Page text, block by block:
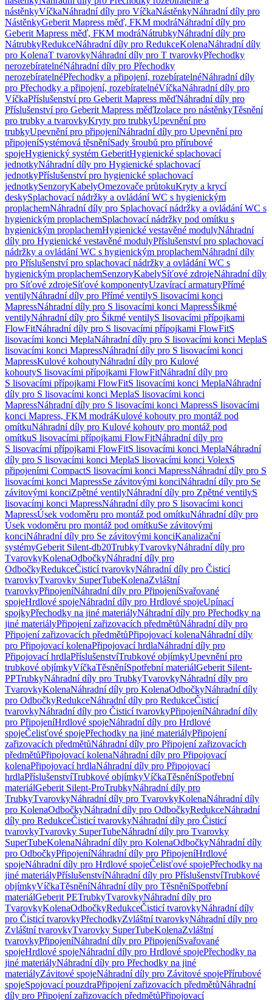
nástěnkyVíčkaNáhradní díly pro VíčkaNástěnkyNáhradní díly pro
NástěnkyGeberit Mapress měď, FKM modráNáhradní díly pro
Geberit Mapress měď, FKM modráNátrubkyNáhradní díly pro
NátrubkyRedukceNáhradní díly pro RedukceKolenaNáhradní díly
pro KolenaT tvarovkyNáhradní díly pro T tvarovkyPřechodky
nerozebíratelnéNáhradní díly pro Přechodky
nerozebíratelnéPřechodky a připojení, rozebíratelnéNáhradní díly
pro Přechodky a připojení, rozebíratelnéVíčkaNáhradní díly pro
VíčkaPříslušenství pro Geberit Mapress měďNáhradní díly pro
Příslušenství pro Geberit Mapress měďIzolace pro nástěnkyTěsnění
pro trubky a tvarovkyKryty pro trubkyUpevnění pro
trubkyUpevnění pro připojeníNáhradní díly pro Upevnění pro
připojeníSystémová těsněníSady šroubů pro přírubové
spojeHygienický systém GeberitHygienické splachovací
jednotkyNáhradní díly pro Hygienické splachovací
jednotkyPříslušenství pro hygienické splachovací
jednotkySenzoryKabelyOmezovače průtokuKryty a krycí
deskySplachovací nádržky a ovládání WC s hygienickým
proplachemNáhradní díly pro Splachovací nádržky a ovládání WC s
hygienickým proplachemSplachovací nádržky pod omítku s
hygienickým proplachemHygienické vestavěné modulyNáhradní
díly pro Hygienické vestavěné modulyPříslušenství pro splachovací
nádržky a ovládání WC s hygienickým proplachemNáhradní díly
pro Příslušenství pro splachovací nádržky a ovládání WC s
hygienickým proplachemSenzoryKabelySíťové zdrojeNáhradní díly
pro Síťové zdrojeSíťové komponentyUzavírací armaturyPřímé
ventilyNáhradní díly pro Přímé ventilyS lisovacími konci
MapressNáhradní díly pro S lisovacími konci MapressŠikmé
ventilyNáhradní díly pro Šikmé ventilyS lisovacími přípojkami
FlowFitNáhradní díly pro S lisovacími přípojkami FlowFitS
lisovacími konci MeplaNáhradní díly pro S lisovacími konci MeplaS
lisovacími konci MapressNáhradní díly pro S lisovacími konci
MapressKulové kohoutyNáhradní díly pro Kulové
kohoutyS lisovacími přípojkami FlowFitNáhradní díly pro
S lisovacími přípojkami FlowFitS lisovacími konci MeplaNáhradní
díly pro S lisovacími konci MeplaS lisovacími konci
MapressNáhradní díly pro S lisovacími konci MapressS lisovacími
konci Mapress, FKM modráKulové kohouty pro montáž pod
omítkuNáhradní díly pro Kulové kohouty pro montáž pod
omítkuS lisovacími přípojkami FlowFitNáhradní díly pro
S lisovacími přípojkami FlowFitS lisovacími konci MeplaNáhradní
díly pro S lisovacími konci MeplaS lisovacími konci VolexS
připojeními CompactS lisovacími konci MapressNáhradní díly pro S
lisovacími konci MapressSe závitovými konciNáhradní díly pro Se
závitovými konciZpětné ventilyNáhradní díly pro Zpětné ventilyS
lisovacími konci MapressNáhradní díly pro S lisovacími konci
MapressÚsek vodoměru pro montáž pod omítkuNáhradní díly pro
Úsek vodoměru pro montáž pod omítkuSe závitovými
konciNáhradní díly pro Se závitovými konciKanalizační
systémyGeberit Silent-db20TrubkyTvarovkyNáhradní díly pro
TvarovkyKolenaOdbočkyNáhradní díly pro
OdbočkyRedukceČisticí tvarovkyNáhradní díly pro Čisticí
tvarovkyTvarovky SuperTubeKolenaZvláštní
tvarovkyPřipojeníNáhradní díly pro PřipojeníSvařované
spojeHrdlové spojeNáhradní díly pro Hrdlové spojeUpínací
spojkyPřechodky na jiné materiályNáhradní díly pro Přechodky na
jiné materiályPřipojení zařizovacích předmětůNáhradní díly pro
Připojení zařizovacích předmětůPřipojovací kolenaNáhradní díly
pro Připojovací kolenaPřipojovací hrdlaNáhradní díly pro
Připojovací hrdlaPříslušenstvíTrubkové objímkyUpevnění pro
trubkové objímkyVíčkaTěsněníSpotřební materiálGeberit Silent-
PPTrubkyNáhradní díly pro TrubkyTvarovkyNáhradní díly pro
TvarovkyKolenaNáhradní díly pro KolenaOdbočkyNáhradní díly
pro OdbočkyRedukceNáhradní díly pro RedukceČisticí
tvarovkyNáhradní díly pro Čisticí tvarovkyPřipojeníNáhradní díly
pro PřipojeníHrdlové spojeNáhradní díly pro Hrdlové
spojeČelisťové spojePřechodky na jiné materiályPřipojení
zařizovacích předmětůNáhradní díly pro Připojení zařizovacích
předmětůPřipojovací kolenaNáhradní díly pro Připojovací
kolenaPřipojovací hrdlaNáhradní díly pro Připojovací
hrdlaPříslušenstvíTrubkové objímkyVíčkaTěsněníSpotřební
materiálGeberit Silent-ProTrubkyNáhradní díly pro
TrubkyTvarovkyNáhradní díly pro TvarovkyKolenaNáhradní díly
pro KolenaOdbočkyNáhradní díly pro OdbočkyRedukceNáhradní
díly pro RedukceČisticí tvarovkyNáhradní díly pro Čisticí
tvarovkyTvarovky SuperTubeNáhradní díly pro Tvarovky
SuperTubeKolenaNáhradní díly pro KolenaOdbočkyNáhradní díly
pro OdbočkyPřipojeníNáhradní díly pro PřipojeníHrdlové
spojeNáhradní díly pro Hrdlové spojeČelisťové spojePřechodky na
jiné materiályPříslušenstvíNáhradní díly pro PříslušenstvíTrubkové
objímkyVíčkaTěsněníNáhradní díly pro TěsněníSpotřební
materiálGeberit PETrubkyTvarovkyNáhradní díly pro
TvarovkyKolenaOdbočkyRedukceČisticí tvarovkyNáhradní díly
pro Čisticí tvarovkyPřechodkyZvláštní tvarovkyNáhradní díly pro
Zvláštní tvarovkyTvarovky SuperTubeKolenaZvláštní
tvarovkyPřipojeníNáhradní díly pro PřipojeníSvařované
spojeHrdlové spojeNáhradní díly pro Hrdlové spojePřechodky na
jiné materiályNáhradní díly pro Přechodky na jiné
materiályZávitové spojeNáhradní díly pro Závitové spojePřírubové
spojeSpojovací pouzdraPřipojení zařizovacích předmětůNáhradní
díly pro Připojení zařizovacích předmětůPřipojovací